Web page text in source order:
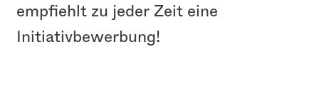
empfiehlt zu jeder Zeit eine
Initiativbewerbung!